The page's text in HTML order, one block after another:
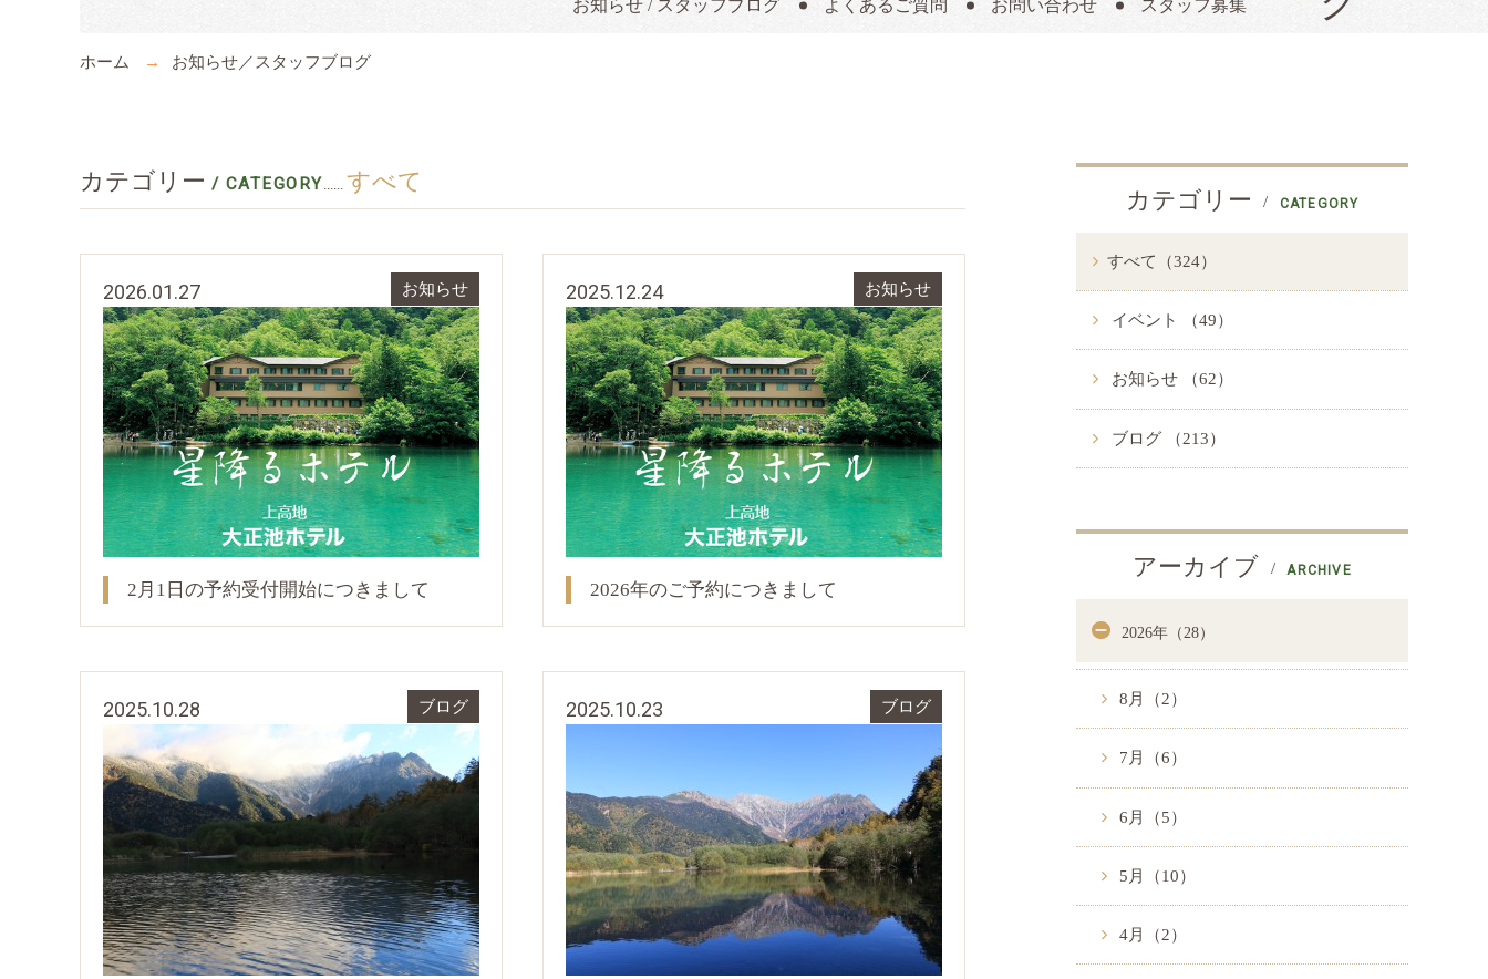
お知らせ / スタッフブログ よくあるご質問 お問い合わせ スタッフ募集
ホーム お知らせ／スタッフブログ
カテゴリー / CATEGORY...... すべて
2026.01.27 お知らせ
2月1日の予約受付開始につきまして
2025.12.24 お知らせ
2026年のご予約につきまして
2025.10.28 ブログ 2025.10.23 ブログ
カテゴリー CATEGORY
すべて（324）
イベント （49）
お知らせ （62）
ブログ （213）
アーカイブ ARCHIVE
2026年（28）
8月（2）
7月（6）
6月（5）
5月（10）
4月（2）